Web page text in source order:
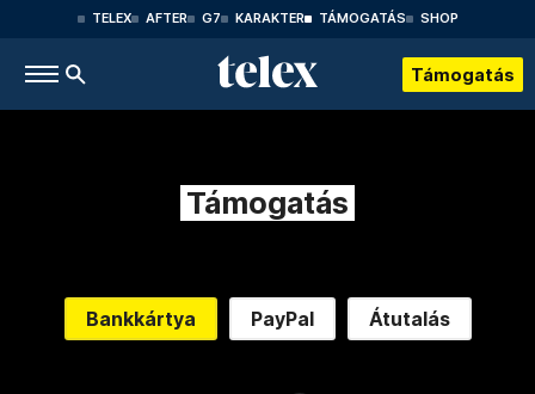
TELEX AFTER G7 KARAKTER TÁMOGATÁS SHOP
Támogatás
Támogatás
Bankkártya PayPal Átutalás